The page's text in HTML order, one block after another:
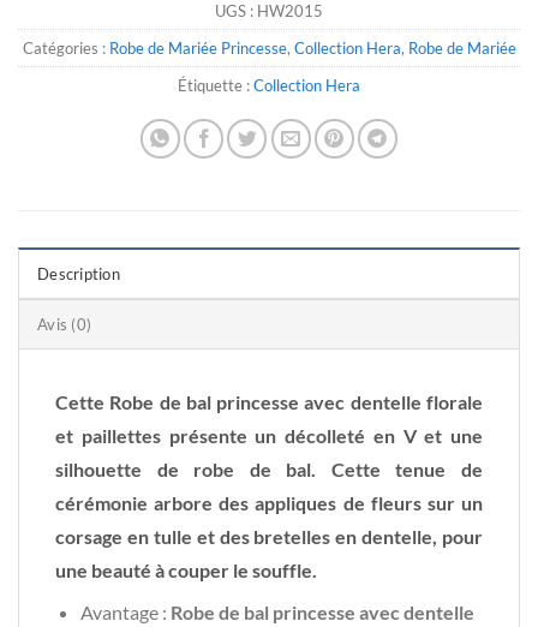
UGS : HW2015
Catégories : Robe de Mariée Princesse, Collection Hera, Robe de Mariée
Étiquette :Collection Hera
Description
Avis (0)
Cette Robe de bal princesse avec dentelle florale
et paillettes présente un décolleté en V et une
silhouette de robe de bal. Cette tenue de
cérémonie arbore des appliques de fleurs sur un
corsage en tulle et des bretelles en dentelle, pour
une beauté à couper le souffle.
Avantage : Robe de bal princesse avec dentelle